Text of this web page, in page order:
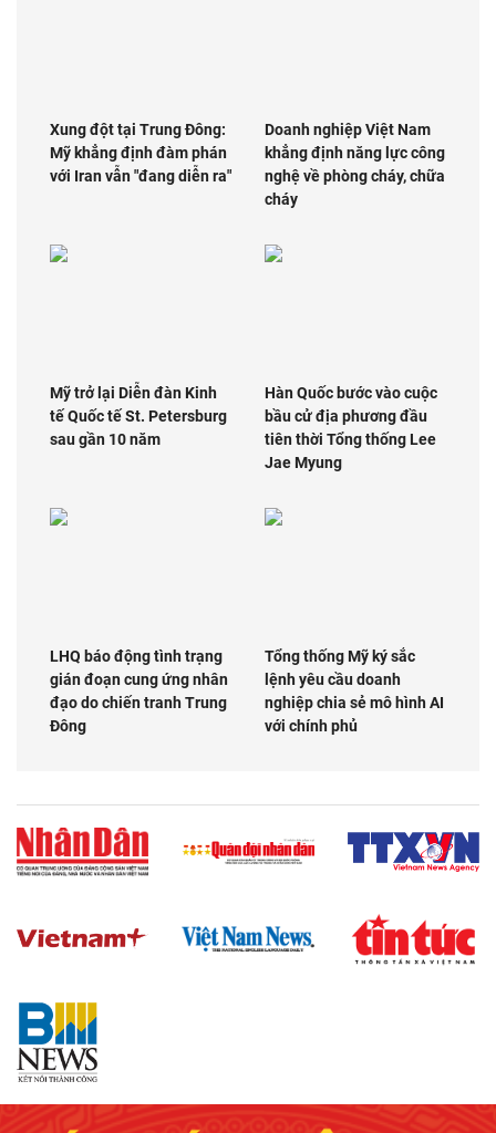
Xung đột tại Trung Đông:
Mỹ khẳng định đàm phán
với Iran vẫn "đang diễn ra"
Doanh nghiệp Việt Nam
khẳng định năng lực công
nghệ về phòng cháy, chữa
cháy
Mỹ trở lại Diễn đàn Kinh
tế Quốc tế St. Petersburg
sau gần 10 năm
Hàn Quốc bước vào cuộc
bầu cử địa phương đầu
tiên thời Tổng thống Lee
Jae Myung
LHQ báo động tình trạng
gián đoạn cung ứng nhân
đạo do chiến tranh Trung
Đông
Tổng thống Mỹ ký sắc
lệnh yêu cầu doanh
nghiệp chia sẻ mô hình AI
với chính phủ